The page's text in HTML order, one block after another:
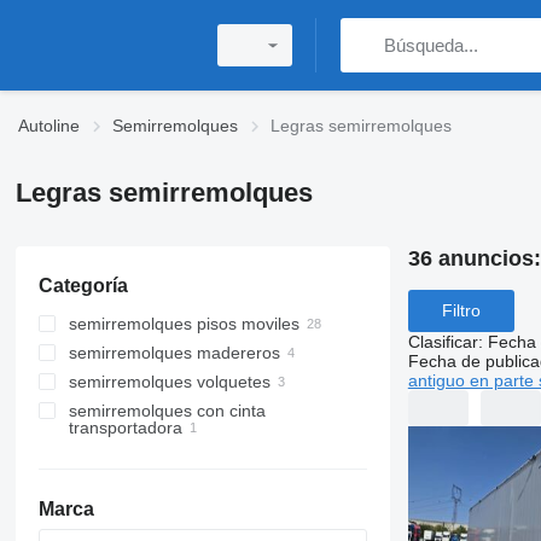
Autoline Semirremolques Legras semirremolques
Legras semirremolques
Categoría
semirremolques pisos moviles
semirremolques madereros
semirremolques volquetes
semirremolques con cinta
transportadora
Marca
36 anuncios:
Filtro
Clasificar: Fecha
Fecha de
antiguo en parte